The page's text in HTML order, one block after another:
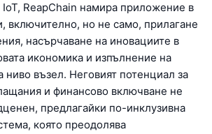
IoT, ReapChain намира приложение в
включително, но не само, прилагане
насърчаване на иновациите в
икономика и изпълнение на
ниво възел. Неговият потенциал за
и финансово включване не
предлагайки по-инклузивна
която преодолява